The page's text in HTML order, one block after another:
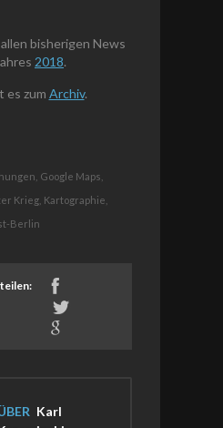
bisherigen News
2018.
es zum Archiv.
Google Maps,
Krieg, Kartographie,
Berlin
Karl